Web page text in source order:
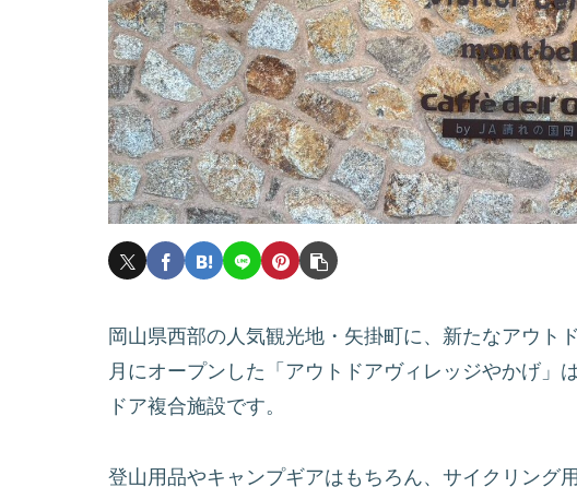
岡山県西部の人気観光地・矢掛町に、新たなアウト
月にオープンした「アウトドアヴィレッジやかげ」
ドア複合施設です。
登山用品やキャンプギアはもちろん、サイクリング